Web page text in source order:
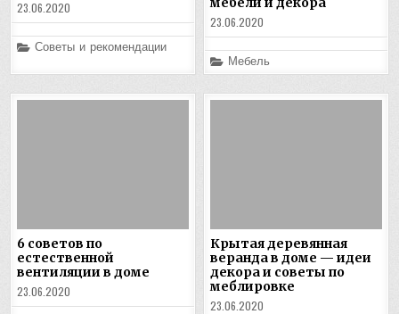
23.06.2020
Posted
Советы и рекомендации
23.06.2020
Posted
in
Мебель
6 советов по
естественной
вентиляции в доме
23.06.2020
Крытая деревянная
веранда в доме — идеи
декора и советы по
меблировке
23.06.2020